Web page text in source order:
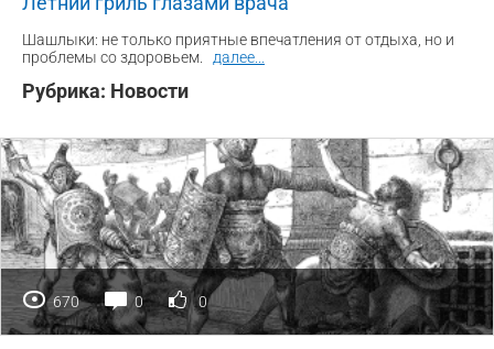
Шашлыки: не только приятные впечатления от отдыха, но и
проблемы со здоровьем.
далее
Рубрика: Новости
670 0 0